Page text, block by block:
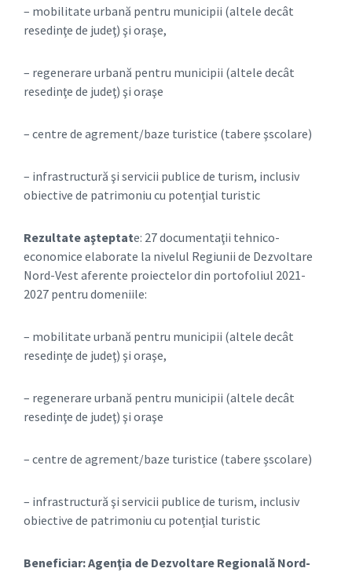
– mobilitate urbană pentru municipii (altele decât
resedinţe de judeţ) şi oraşe,
– regenerare urbană pentru municipii (altele decât
resedinţe de judeţ) şi oraşe
– centre de agrement/baze turistice (tabere şscolare)
– infrastructură şi servicii publice de turism, inclusiv
obiective de patrimoniu cu potenţial turistic
Rezultate aşteptate: 27 documentaţii tehnico-
economice elaborate la nivelul Regiunii de Dezvoltare
Nord-Vest aferente proiectelor din portofoliul 2021-
2027 pentru domeniile:
– mobilitate urbană pentru municipii (altele decât
resedinţe de judeţ) şi oraşe,
– regenerare urbană pentru municipii (altele decât
resedinţe de judeţ) şi oraşe
– centre de agrement/baze turistice (tabere şscolare)
– infrastructură şi servicii publice de turism, inclusiv
obiective de patrimoniu cu potenţial turistic
Beneficiar: Agenţia de Dezvoltare Regională Nord-